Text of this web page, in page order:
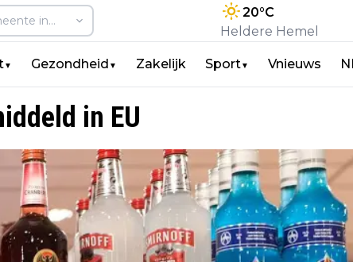
20°C
Heldere Hemel
▼ Gezondheid ▼ Zakelijk Sport▼ Vnieuws
in EU